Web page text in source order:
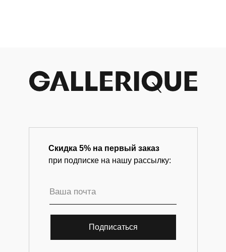
Скидка 5% на первый заказ
при подписке на нашу рассылку:
Подписаться